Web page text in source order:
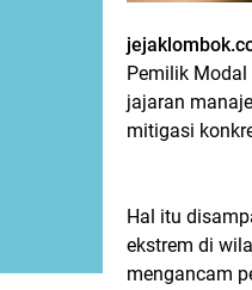
Pemilik
jajaran
mitigasi
Hal itu
ekstrem di
mengancam